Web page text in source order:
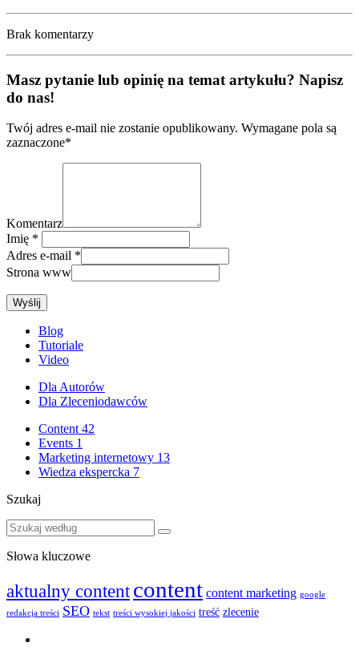
Brak komentarzy
Masz pytanie lub opinię na temat artykułu? Napisz
do nas!
Twój adres e-mail nie zostanie opublikowany. Wymagane pola są
zaznaczone*
Komentarz
Imię *
Adres e-mail *
Strona www
Blog
Tutoriale
Video
Dla Autorów
Dla Zleceniodawców
Content 42
Events 1
Marketing internetowy 13
Wiedza ekspercka 7
Szukaj
Słowa kluczowe
aktualny content content content marketing google
redakcja treści SEO tekst treści wysokiej jakości treść zlecenie